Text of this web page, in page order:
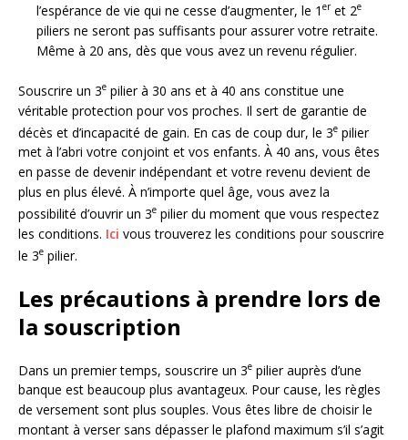
l’espérance de vie qui ne cesse d’augmenter, le 1 eret 2e
piliers ne seront pas suffisants pour assurer votre retraite.
Même à 20 ans, dès que vous avez un revenu régulier.
Souscrire un 3e pilier à 30 ans et à 40 ans constitue une
véritable protection pour vos proches. Il sert de garantie de
décès et d’incapacité de gain. En cas de coup dur, le 3e pilier
met à l’abri votre conjoint et vos enfants. À 40 ans, vous êtes
en passe de devenir indépendant et votre revenu devient de
plus en plus élevé. À n’importe quel âge, vous avez la
possibilité d’ouvrir un 3e pilier du moment que vous respectez
les conditions. Ici vous trouverez les conditions pour souscrire
le 3e pilier.
Les précautions à prendre lors de
la souscription
Dans un premier temps, souscrire un 3e pilier auprès d’une
banque est beaucoup plus avantageux. Pour cause, les règles
de versement sont plus souples. Vous êtes libre de choisir le
montant à verser sans dépasser le plafond maximum s’il s’agit